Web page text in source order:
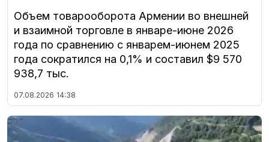
Объем товарооборота Армении во внешней
и взаимной торговле в январе-июне 2026
года по сравнению с январем-июнем 2025
года сократился на 0,1% и составил $9 570
938,7 тыс.
07.08.2026 14:38